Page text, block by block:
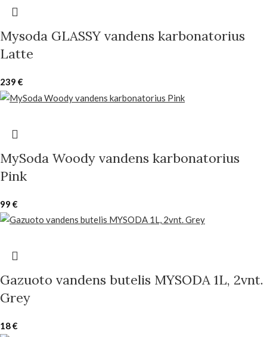
Mysoda GLASSY vandens karbonatorius
Latte
239 €
MySoda Woody vandens karbonatorius
Pink
99 €
Gazuoto vandens butelis MYSODA 1L, 2vnt.
Grey
18€